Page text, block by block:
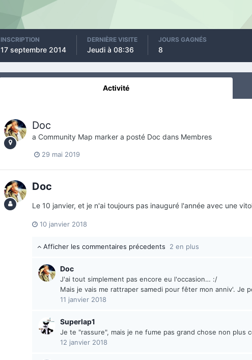
INSCRIPTION
17 septembre 2014
DERNIÈRE VISITE
Jeudi à 08:36
JOURS GAGNÉS
8
Activité
Doc
a Community Map marker a posté Doc dans Membres
29 mai 2019
Doc
Le 10 janvier, et je n'ai toujours pas inauguré l'année avec une
10 janvier 2018
Afficher les commentaires précedents 2 en plus
Doc
J'ai tout simplement pas encore eu l'occasion… :/
Mais je vais me rattraper samedi pour fêter mon anniv'. Je
11 janvier 2018
Superlap1
Je te "rassure", mais je ne fume pas grand chose non plus
12 janvier 2018